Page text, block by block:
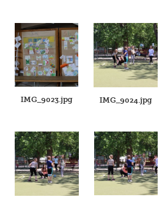
IMG_9023.jpg IMG_9024.jpg